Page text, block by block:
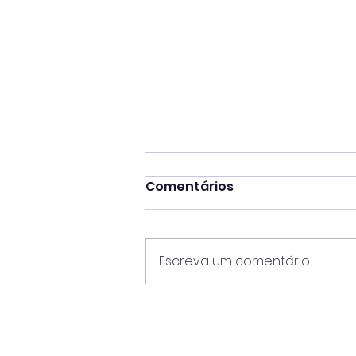
Mateus Silva unifica
Comentários
Escreva um comentário